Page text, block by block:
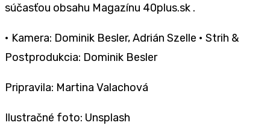
súčasťou obsahu Magazínu 40plus.sk .
• Kamera: Dominik Besler, Adrián Szelle • Strih &
Postprodukcia: Dominik Besler
Pripravila: Martina Valachová
Ilustračné foto: Unsplash